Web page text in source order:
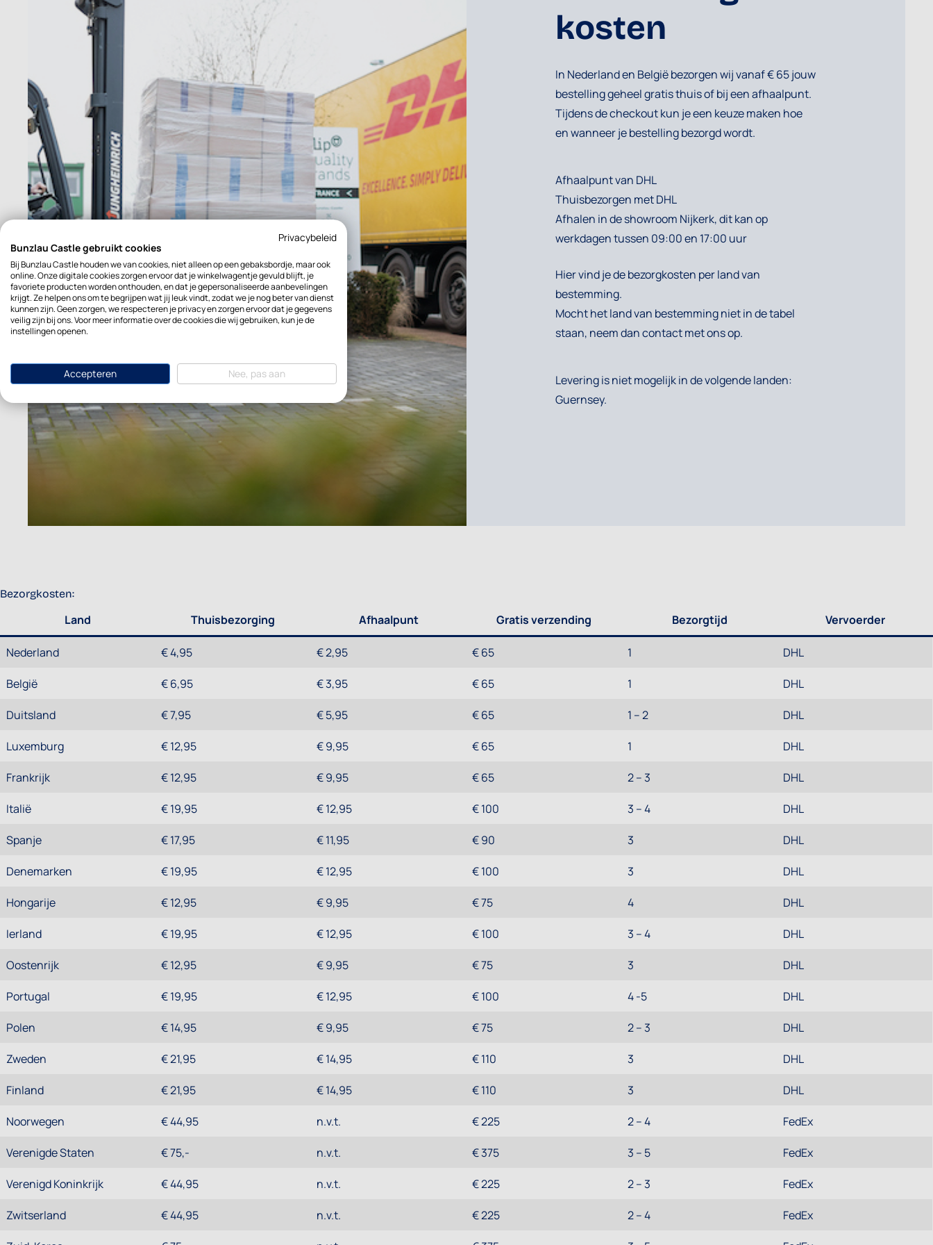
kosten
In Nederland en België bezorgen wij vanaf € 65 jouw
bestelling geheel gratis thuis of bij een afhaalpunt.
Tijdens de checkout kun je een keuze maken hoe
en wanneer je bestelling bezorgd wordt.
Afhaalpunt van DHL
Thuisbezorgen met DHL
Afhalen in de showroom Nijkerk, dit kan op
werkdagen tussen 09:00 en 17:00 uur
Hier vind je de bezorgkosten per land van
bestemming.
Mocht het land van bestemming niet in de tabel
staan, neem dan contact met ons op.
Levering is niet mogelijk in de volgende landen:
Guernsey.
Bezorgkosten:
Land Thuisbezorging Afhaalpunt Gratis verzending Bezorgtijd Vervoerder
Nederland € 4,95 € 2,95 € 65 1 DHL
België € 6,95 € 3,95 € 65 1 DHL
Duitsland € 7,95 € 5,95 € 65 1 – 2 DHL
Luxemburg € 12,95 € 9,95 € 65 1 DHL
Frankrijk € 12,95 € 9,95 € 65 2 – 3 DHL
Italië € 19,95 € 12,95 € 100 3 – 4 DHL
Spanje € 17,95 € 11,95 € 90 3 DHL
Denemarken € 19,95 € 12,95 € 100 3 DHL
Hongarije € 12,95 € 9,95 € 75 4 DHL
Ierland € 19,95 € 12,95 € 100 3 – 4 DHL
Oostenrijk € 12,95 € 9,95 € 75 3 DHL
Portugal € 19,95 € 12,95 € 100 4 -5 DHL
Polen € 14,95 € 9,95 € 75 2 – 3 DHL
Zweden € 21,95 € 14,95 € 110 3 DHL
Finland € 21,95 € 14,95 € 110 3 DHL
Noorwegen € 44,95 n.v.t. € 225 2 – 4 FedEx
Verenigde Staten € 75,- n.v.t. € 375 3 – 5 FedEx
Verenigd Koninkrijk € 44,95 n.v.t. € 225 2 – 3 FedEx
Zwitserland € 44,95 n.v.t. € 225 2 – 4 FedEx
Privacybeleid
Bunzlau Castle gebruikt cookies
Bij Bunzlau Castle houden we van cookies, niet alleen op een gebaksbordje, maar ook
online. Onze digitale cookies zorgen ervoor dat je winkelwagentje gevuld blijft, je
favoriete producten worden onthouden, en dat je gepersonaliseerde aanbevelingen
krijgt. Ze helpen ons om te begrijpen wat jij leuk vindt, zodat we je nog beter van dienst
kunnen zijn. Geen zorgen, we respecteren je privacy en zorgen ervoor dat je gegevens
veilig zijn bij ons. Voor meer informatie over de cookies die wij gebruiken, kun je de
instellingen openen.
Accepteren Nee, pas aan